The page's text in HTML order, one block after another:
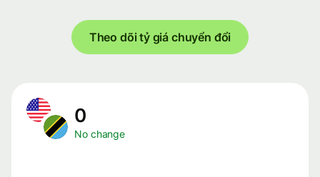
Theo dõi tỷ giá chuyển đổi
0
No change